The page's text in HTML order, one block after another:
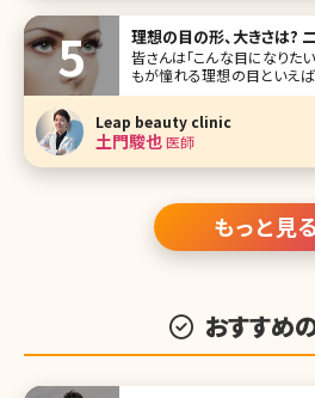
に経験したダイエット法をご
法それぞれ
理想の目の形、大きさは?
皆さんは「こんな目になりた
もが憧れる理想の目といえば
目の間隔、涙袋、瞳の大きさ
を持つ芸能人を紹介していき
るための美容クリ
Leap beauty clinic
土門駿也医師
もっと見る
おすすめ